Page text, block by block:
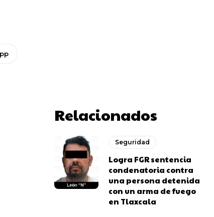
Relacionados
Seguridad
Logra FGR sentencia
condenatoria contra
una persona detenida
con un arma de fuego
en Tlaxcala